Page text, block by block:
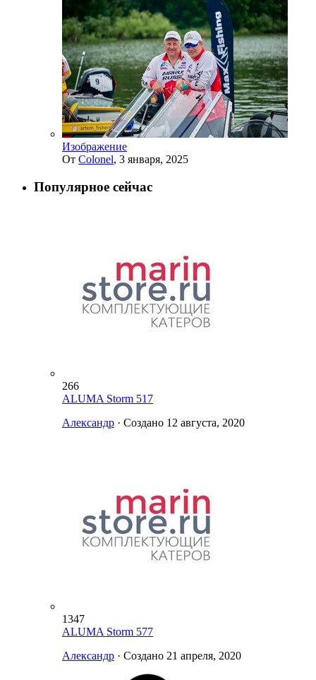
Изображение
От Colonel, 3 января, 2025
Популярное сейчас
266
ALUMA Storm 517
Александр · Создано 12 августа, 2020
1347
ALUMA Storm 577
Александр · Создано 21 апреля, 2020